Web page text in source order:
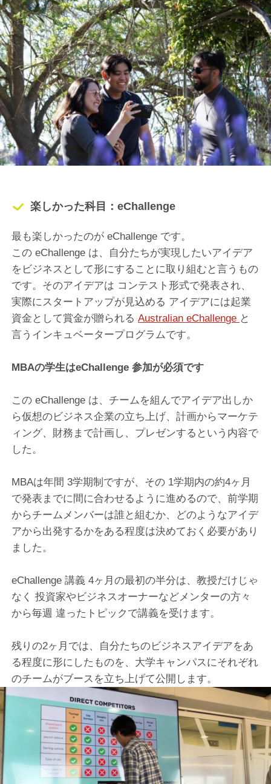
楽しかった科目：eChallenge
最も楽しかったのが eChallenge です。
この eChallenge は、自分たちが実現したいアイデア
をビジネスとして形にすることに取り組むと言うもの
です。そのアイデアは コンテスト形式で発表され、
実際にスタートアップが見込める アイデアには起業
資金として賞金が贈られるAustralian eChallenge と
言うインキュベータープログラムです。
MBAの学生はeChallenge 参加が必須です
この eChallenge は、チームを組んでアイデア出しか
ら仮想のビジネス企業の立ち上げ、計画からマーケテ
ィング、財務まで計画し、プレゼンするという内容で
した。
MBAは年間 3学期制ですが、その 1学期内の約4ヶ月
で発表までに間に合わせるように進めるので、前学期
からチームメンバーは誰と組むか、どのようなアイデ
アから出発するかをある程度は決めておく必要があり
ました。
eChallenge 講義 4ヶ月の最初の半分は、教授だけじゃ
なく 投資家やビジネスオーナーなどメンターの方々
から毎週 違ったトピックで講義を受けます。
残りの2ヶ月では、自分たちのビジネスアイデアをあ
る程度に形にしたものを、大学キャンパスにそれぞれ
のチームがブースを立ち上げて公開します。